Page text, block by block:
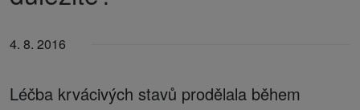
4. 8. 2016
Léčba krvácivých stavů prodělala během